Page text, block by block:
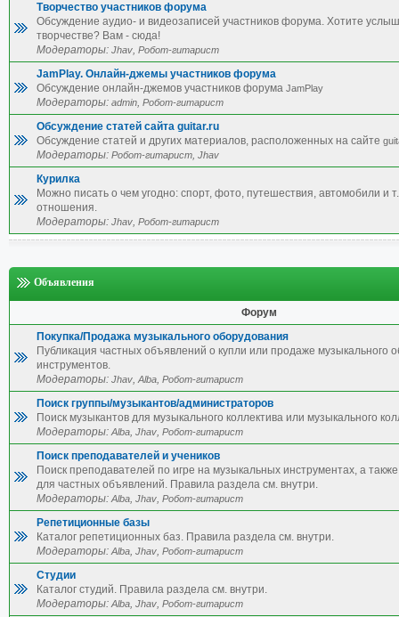
Творчество участников форума
Обсуждение аудио- и видеозаписей участников форума. Хотите
творчестве? Вам - сюда!
Модераторы: Jhav, Робот-гитарист
JamPlay. Онлайн-джемы участников форума
Обсуждение онлайн-джемов участников форума JamPlay
Модераторы: admin, Робот-гитарист
Обсуждение статей сайта guitar.ru
Обсуждение статей и других материалов, расположенных на сайте
Модераторы: Робот-гитарист, Jhav
Курилка
Можно писать о чем угодно: спорт, фото, путешествия, автомобили и
отношения.
Модераторы: Jhav, Робот-гитарист
Объявления
Форум
Покупка/Продажа музыкального оборудования
Публикация частных объявлений о купли или продаже музыкального
инструментов.
Модераторы: Jhav,Alba, Робот-гитарист
Поиск группы/музыкантов/администраторов
Поиск музыкантов для музыкального коллектива или музыкального
Модераторы:Alba, Jhav, Робот-гитарист
Поиск преподавателей и учеников
Поиск преподавателей по игре на музыкальных инструментах, а также
для частных объявлений. Правила раздела см. внутри.
Модераторы:Alba, Jhav, Робот-гитарист
Репетиционные базы
Каталог репетиционных баз. Правила раздела см. внутри.
Модераторы:Alba, Jhav, Робот-гитарист
Студии
Каталог студий. Правила раздела см. внутри.
Модераторы:Alba, Jhav, Робот-гитарист